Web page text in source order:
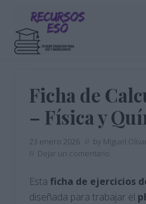
contenido
principal
barra
educación
Ficha de
– Física y
23 enero 2026 // by Miguel
// Dejar un comentario
Esta ficha de ejercicios
diseñada para trabajar el